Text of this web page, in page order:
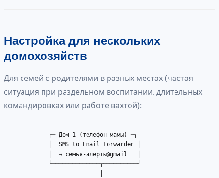
Настройка для нескольких
домохозяйств
Для семей с родителями в разных местах (частая
ситуация при раздельном воспитании, длительных
командировках или работе вахтой):
             ┌─ Дом 1 (телефон мамы) ─┐
             │  SMS to Email Forwarder │
             │  → семья-алерты@gmail   │
             └──────────────┬──────────┘